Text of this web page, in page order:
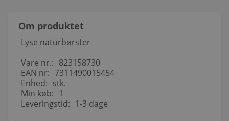
Om produktet
Lyse naturbørster
Vare nr.: 823158730
EAN nr: 7311490015454
Enhed: stk.
Min køb: 1
Leveringstid: 1-3 dage